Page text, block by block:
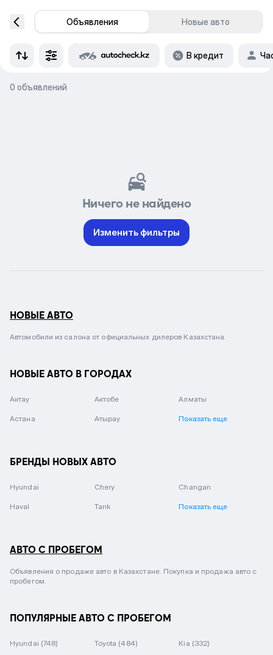
Объявления Новые авто
В кредит
0 объявлений
Ничего не найдено
Изменить фильтры
НОВЫЕ АВТО
Автомобили из салона от официальных дилеров Казахстана.
НОВЫЕ АВТО В ГОРОДАХ
Актау Актобе Алматы
Астана Атырау Показать еще
БРЕНДЫ НОВЫХ АВТО
Hyundai Chery Changan
Haval Tank Показать еще
АВТО С ПРОБЕГОМ
Объявления о продаже авто в Казахстане. Покупка и продажа авто с
пробегом.
ПОПУЛЯРНЫЕ АВТО С ПРОБЕГОМ
Hyundai (748) Toyota (484) Kia (332)